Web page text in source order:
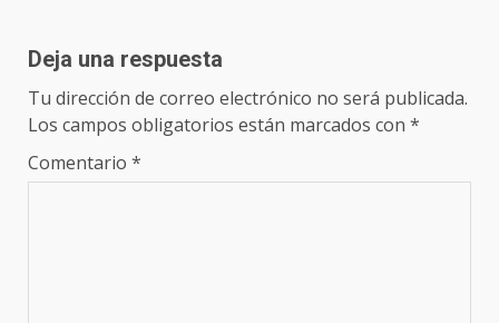
Deja una respuesta
Tu dirección de correo electrónico no será publicada.
Los campos obligatorios están marcados con *
Comentario *